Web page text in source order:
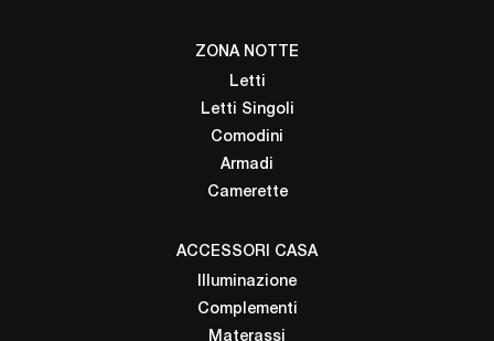
ZONA NOTTE
Letti
Letti Singoli
Comodini
Armadi
Camerette
ACCESSORI CASA
Illuminazione
Complementi
Materassi